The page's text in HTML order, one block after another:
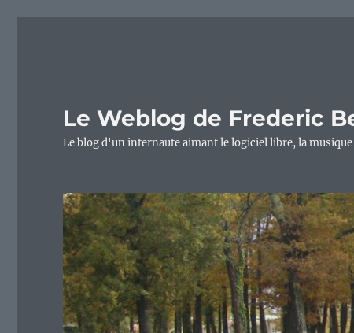
Le Weblog de Frederic
Le blog d'un internaute aimant le logiciel libre, la